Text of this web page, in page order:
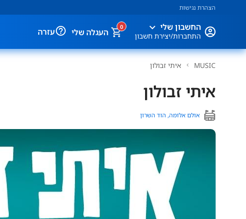
הצהרת נגישות
החשבון שלי expand_more
התחברות/יצירת חשבון העגלה שלי
0
help_outlineעזרה
MUSIC איתי זבולון
איתי זבולון
אולם אלומה, הוד השרון